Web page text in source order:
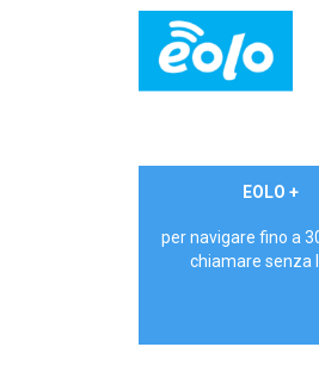
€ 24,90/meseEOLO +
per navigare fino a
chiamare senza